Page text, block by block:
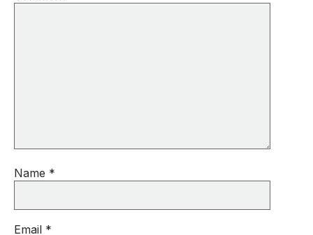
Name *
Email *